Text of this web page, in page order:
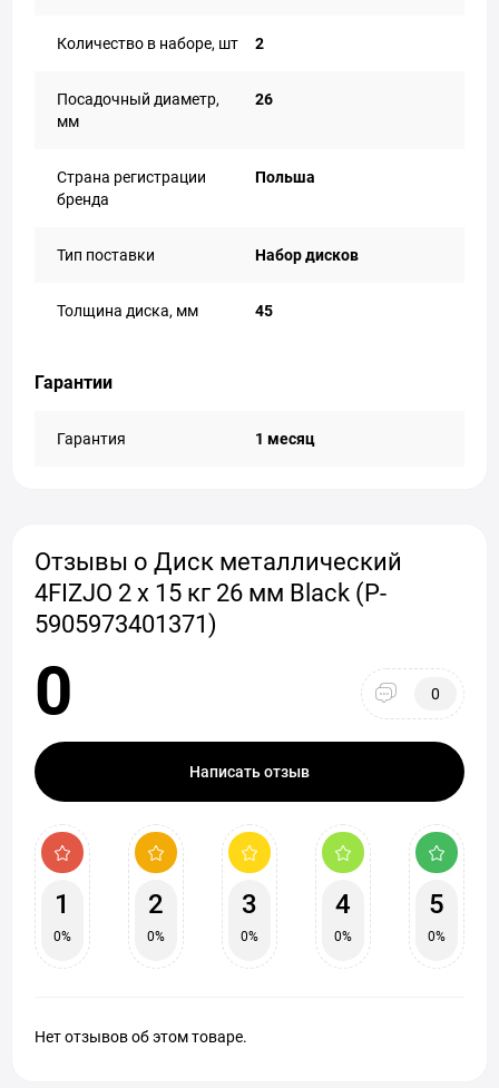
Количество в наборе, шт 2
Посадочный диаметр,
мм
26
Страна регистрации
бренда
Польша
Тип поставки Набор дисков
Толщина диска, мм 45
Гарантии
Гарантия 1 месяц
Отзывы о Диск металлический
4FIZJO 2 x 15 кг 26 мм Black (P-
5905973401371)
0 0
Написать отзыв
1
0%
2
0%
3
0%
4
0%
5
0%
Нет отзывов об этом товаре.